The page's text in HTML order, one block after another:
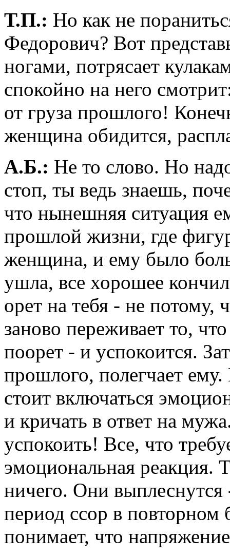
Т.П.: Но как не
Федорович? Вот
ногами, потрясает
спокойно на него
от груза прошлого!
женщина обидится,
А.Б.: Не то слово. Но
стоп, ты ведь знаешь,
что нынешняя ситуация
прошлой жизни, где
женщина, и ему было
ушла, все хорошее
орет на тебя - не потому,
заново переживает то,
поорет - и успокоится.
прошлого, полегчает
стоит включаться
и кричать в ответ на
успокоить! Все, что
эмоциональная реакция.
ничего. Они выплеснутся
период ссор в повторном
понимает, что